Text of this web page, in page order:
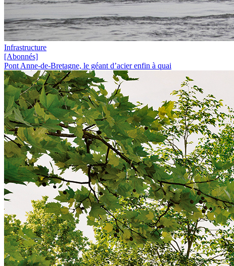
Infrastructure
[Abonnés]
Pont Anne-de-Bretagne, le géant d’acier enfin à quai